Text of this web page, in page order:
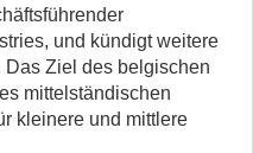
und kündigt weitere
Das Ziel des belgischen
mittelständischen
kleinere und mittlere